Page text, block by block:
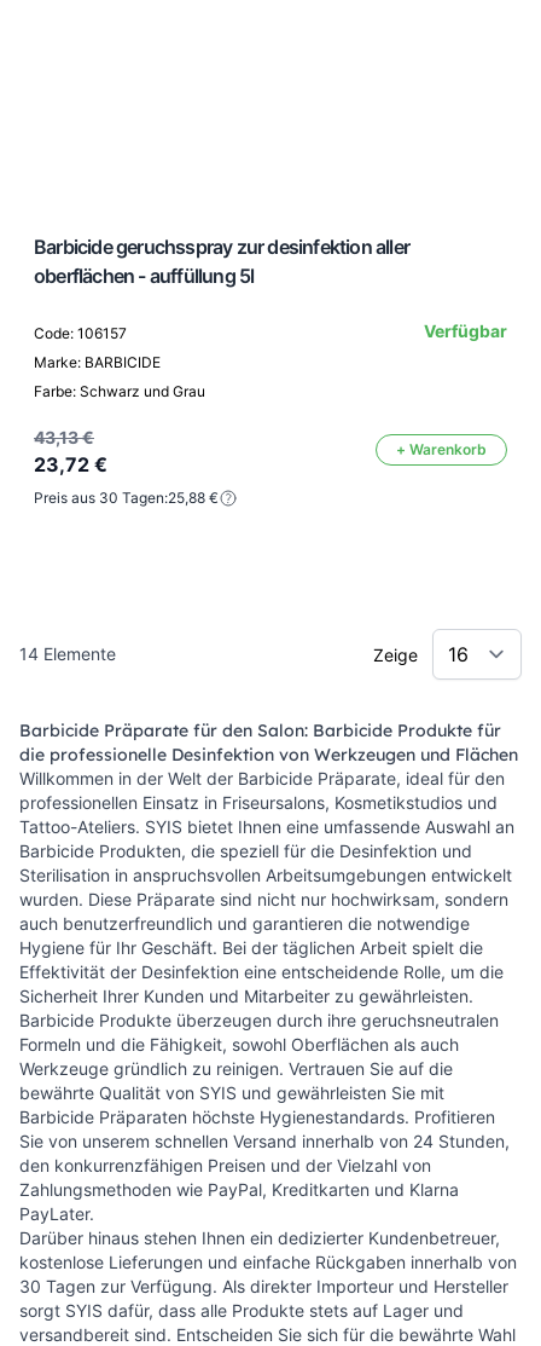
Barbicide geruchsspray zur desinfektion aller
oberflächen - auffüllung 5l
Code: 106157
Marke: BARBICIDE
Farbe: Schwarz und Grau
Verfügbar
43,13 €
23,72 €
+ Warenkorb
Preis aus 30 Tagen:25,88 €
14 Elemente Zeige
Barbicide Präparate für den Salon: Barbicide Produkte für
die professionelle Desinfektion von Werkzeugen und Flächen
Willkommen in der Welt der Barbicide Präparate, ideal für den
professionellen Einsatz in Friseursalons, Kosmetikstudios und
Tattoo-Ateliers. SYIS bietet Ihnen eine umfassende Auswahl an
Barbicide Produkten, die speziell für die Desinfektion und
Sterilisation in anspruchsvollen Arbeitsumgebungen entwickelt
wurden. Diese Präparate sind nicht nur hochwirksam, sondern
auch benutzerfreundlich und garantieren die notwendige
Hygiene für Ihr Geschäft. Bei der täglichen Arbeit spielt die
Effektivität der Desinfektion eine entscheidende Rolle, um die
Sicherheit Ihrer Kunden und Mitarbeiter zu gewährleisten.
Barbicide Produkte überzeugen durch ihre geruchsneutralen
Formeln und die Fähigkeit, sowohl Oberflächen als auch
Werkzeuge gründlich zu reinigen. Vertrauen Sie auf die
bewährte Qualität von SYIS und gewährleisten Sie mit
Barbicide Präparaten höchste Hygienestandards. Profitieren
Sie von unserem schnellen Versand innerhalb von 24 Stunden,
den konkurrenzfähigen Preisen und der Vielzahl von
Zahlungsmethoden wie PayPal, Kreditkarten und Klarna
PayLater.
Darüber hinaus stehen Ihnen ein dedizierter Kundenbetreuer,
kostenlose Lieferungen und einfache Rückgaben innerhalb von
30 Tagen zur Verfügung. Als direkter Importeur und Hersteller
sorgt SYIS dafür, dass alle Produkte stets auf Lager und
versandbereit sind. Entscheiden Sie sich für die bewährte Wahl